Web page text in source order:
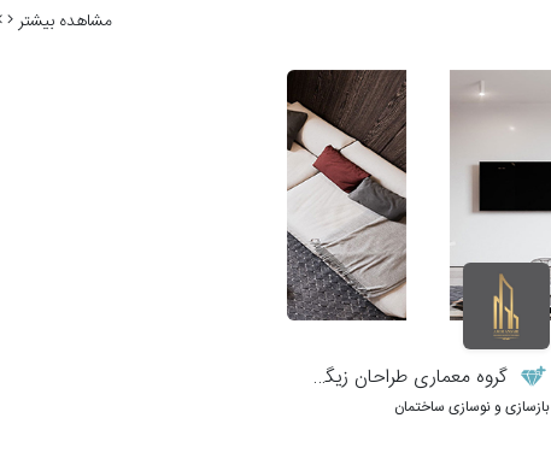
مشاهده بیشتر
گروه معماری طراحان زیگورات
بازسازی و نوسازی ساختمان